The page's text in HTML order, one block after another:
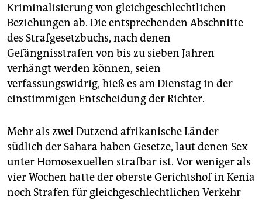
fragen & hilfe
unterstützen
abo
genossenschaft
epaper login
Kriminalisierung von gleichgeschlechtlichen
Beziehungen ab. Die entsprechenden Abschnitte
des Strafgesetzbuchs, nach denen
Gefängnisstrafen von bis zu sieben Jahren
verhängt werden können, seien
verfassungswidrig, hieß es am Dienstag in der
einstimmigen Entscheidung der Richter.
Mehr als zwei Dutzend afrikanische Länder
südlich der Sahara haben Gesetze, laut denen Sex
unter Homosexuellen strafbar ist. Vor weniger als
vier Wochen hatte der oberste Gerichtshof in Kenia
noch Strafen für gleichgeschlechtlichen Verkehr